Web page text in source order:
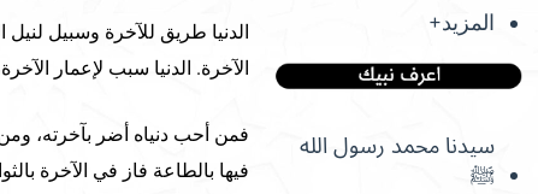
المزيد+
سيدنا محمد رسول الله
ﷺ
الدنيا طريق للآخرة وسبيل لنيل
الآخرة. الدنيا سبب لإعمار
فمن أحب دنياه أضر بآخرته،
فيها بالطاعة فاز في الآخرة